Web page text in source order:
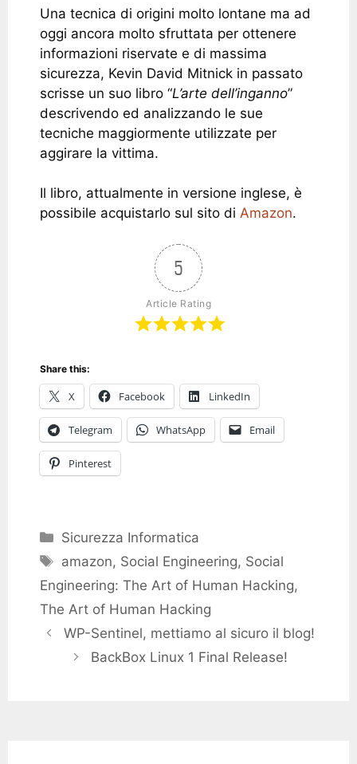
Una tecnica di origini molto lontane ma ad
oggi ancora molto sfruttata per ottenere
informazioni riservate e di massima
sicurezza, Kevin David Mitnick in passato
scrisse un suo libro “L’arte dell’inganno”
descrivendo ed analizzando le sue
tecniche maggiormente utilizzate per
aggirare la vittima.
Il libro, attualmente in versione inglese, è
possibile acquistarlo sul sito di Amazon.
5
Article Rating
Share this:
X Facebook LinkedIn
Telegram WhatsApp Email
Pinterest
Categories
Sicurezza Informatica
Tags
amazon, Social Engineering, Social
Engineering: The Art of Human Hacking,
The Art of Human Hacking
WP-Sentinel, mettiamo al sicuro il blog!
BackBox Linux 1 Final Release!